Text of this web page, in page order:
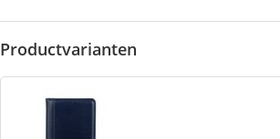
Productvarianten